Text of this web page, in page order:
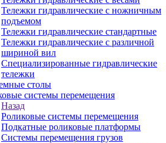
Тележки гидравлические с ножничным
подъемом
Тележки гидравлические стандартные
Тележки гидравлические с различной
шириной вил
Специализированные гидравлические
тележки
столы
системы перемещения
Назад
Роликовые системы перемещения
Подкатные роликовые платформы
Системы перемещения грузов